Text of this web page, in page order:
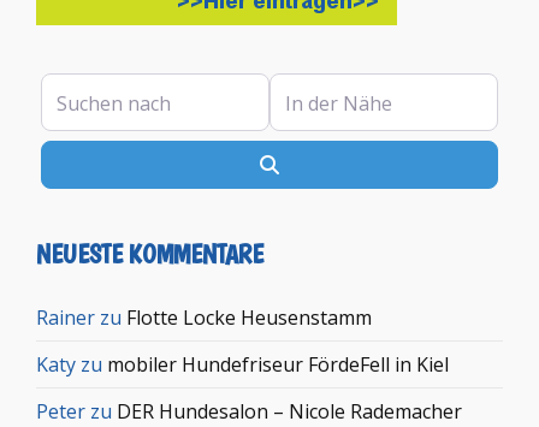
Suchen nach In der Nähe
NEUESTE KOMMENTARE
Rainer zu Flotte Locke Heusenstamm
Katy zu mobiler Hundefriseur FördeFell in Kiel
Peter zu DER Hundesalon – Nicole Rademacher